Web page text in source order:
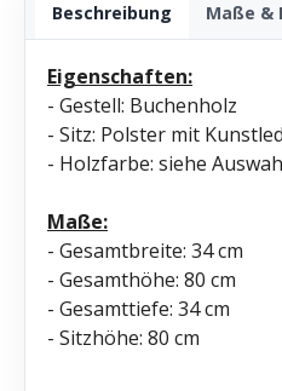
Beschreibung Maße &
Eigenschaften:
- Gestell: Buchenholz
- Sitz: Polster mit
- Holzfarbe: siehe
Maße:
- Gesamtbreite: 34 cm
- Gesamthöhe: 80 cm
- Gesamttiefe: 34 cm
- Sitzhöhe: 80 cm